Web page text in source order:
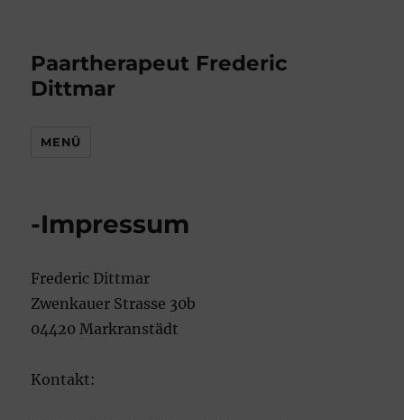
Paartherapeut Frederic
Dittmar
MENÜ
-Impressum
Frederic Dittmar
Zwenkauer Strasse 30b
04420 Markranstädt
Kontakt: